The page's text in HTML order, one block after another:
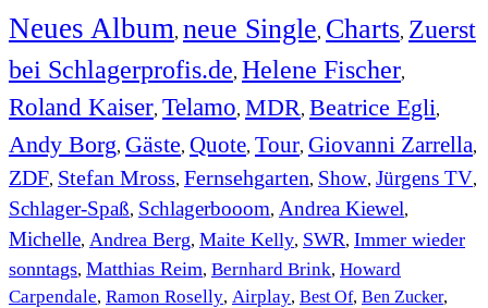
Neues Album, neue Single, Charts, Zuerst
bei Schlagerprofis.de, Helene Fischer,
Roland Kaiser, Telamo, MDR, Beatrice Egli,
Andy Borg, Gäste, Quote, Tour, Giovanni Zarrella,
ZDF, Stefan Mross, Fernsehgarten, Show, Jürgens TV,
Schlager-Spaß, Schlagerbooom, Andrea Kiewel,
Michelle, Andrea Berg, Maite Kelly, SWR, Immer wieder
sonntags, Matthias Reim, Bernhard Brink, Howard
Carpendale, Ramon Roselly, Airplay, Best Of, Ben Zucker,